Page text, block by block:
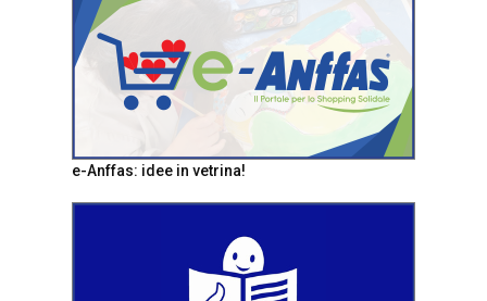
e-Anffas: idee in vetrina!